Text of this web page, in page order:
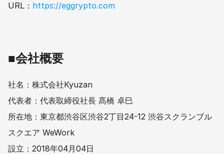
URL： https://eggrypto.com
■会社概要
社名：株式会社Kyuzan
代表者：代表取締役社長 髙橋 卓巳
所在地：東京都渋谷区渋谷2丁目24-12 渋谷スクランブル
スクエア WeWork
設立：2018年04月04日